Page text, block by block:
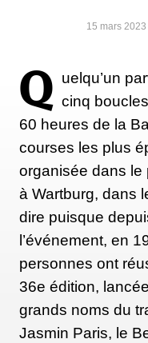
15 mars 2023
Q uelqu’un
cinq
60 heures de la
courses les plus
organisée dans le
à Wartburg, dans
dire puisque
l’événement, en
personnes ont
36e édition,
grands noms du
Jasmin Paris, le